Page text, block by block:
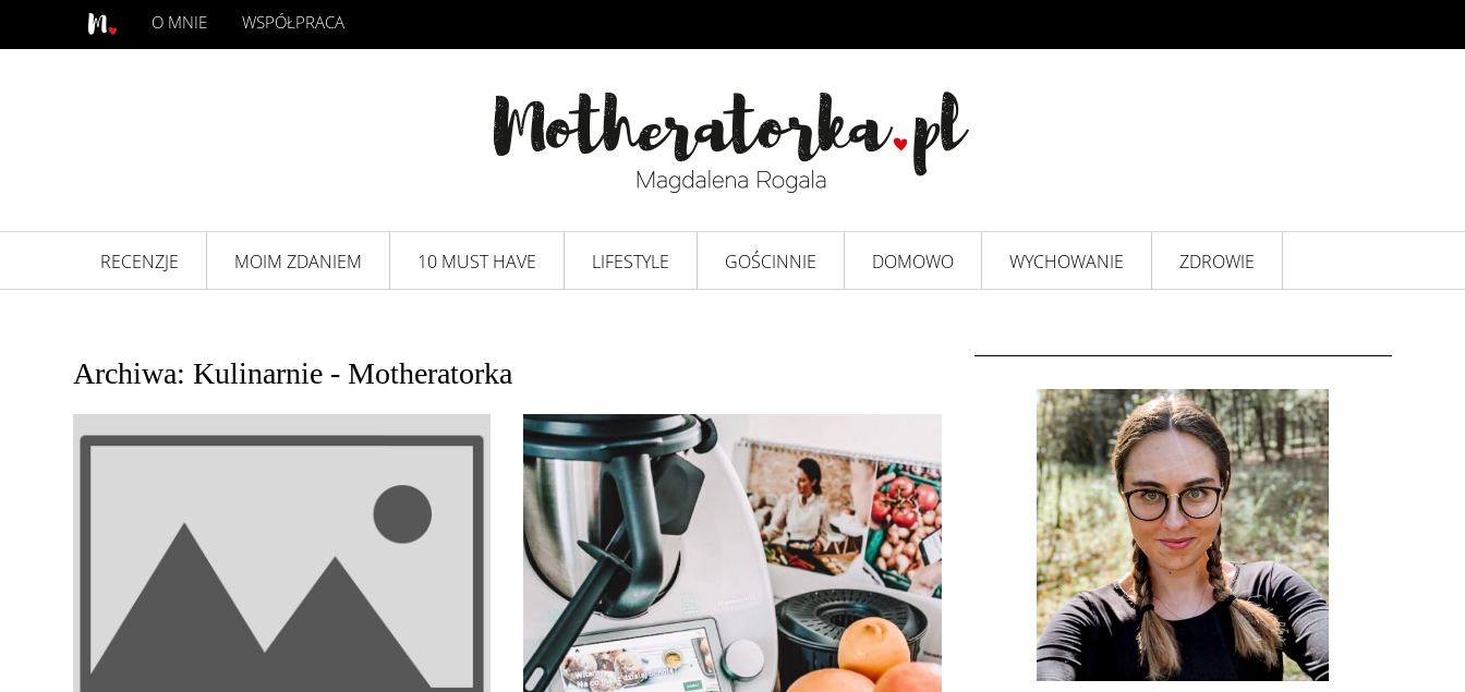
O MNIE WSPÓŁPRACA
RECENZJE MOIM ZDANIEM 10 MUST HAVE LIFESTYLE GOŚCINNIE DOMOWO WYCHOWANIE ZDROWIE
Archiwa: Kulinarnie - Motheratorka